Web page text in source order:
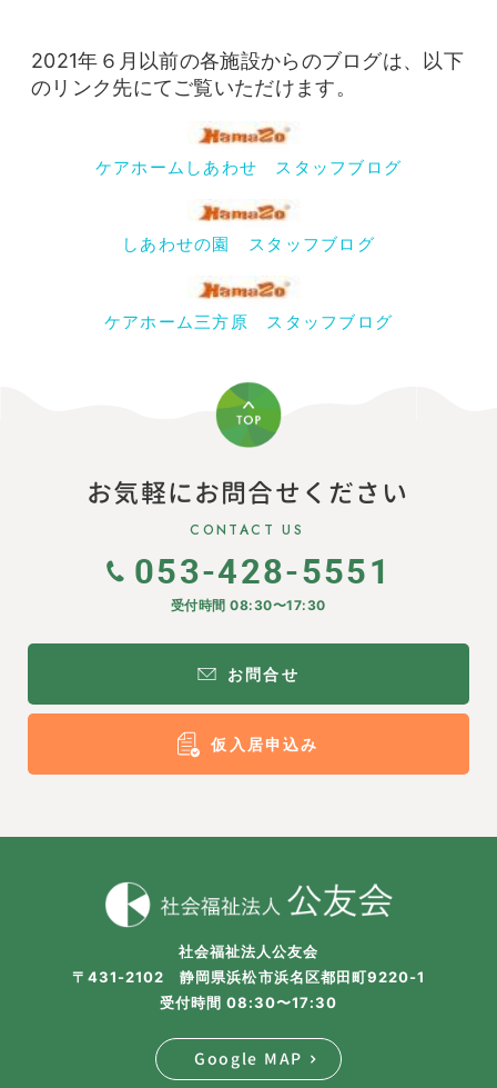
2021年６月以前の各施設からのブログは、以下
のリンク先にてご覧いただけます。
ケアホームしあわせ スタッフブログ
しあわせの園 スタッフブログ
ケアホーム三方原 スタッフブログ
お気軽にお問合せください
CONTACT US
053-428-5551
受付時間 08:30〜17:30
お問合せ
仮入居申込み
社会福祉法人公友会
〒431-2102 静岡県浜松市浜名区都田町9220-1
受付時間 08:30〜17:30
Google MAP